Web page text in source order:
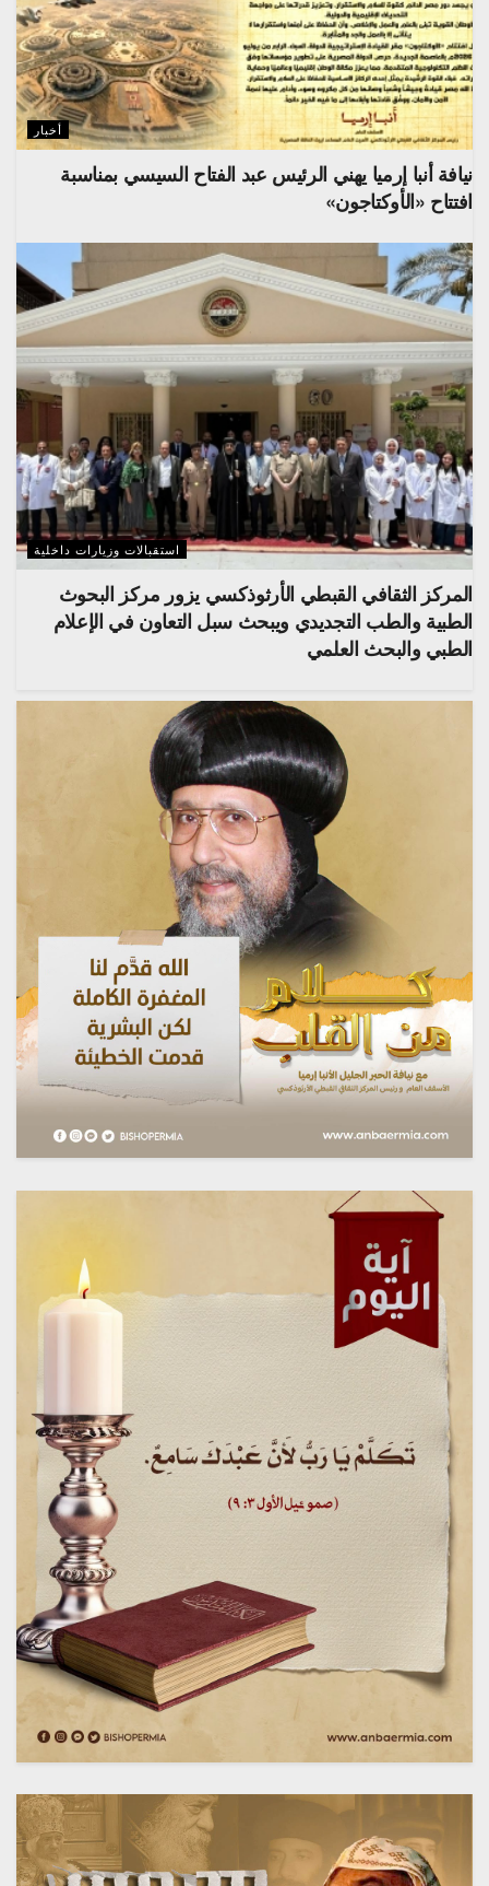
أخبار
نيافة أنبا إرميا يهني الرئيس عبد الفتاح السيسي بمناسبة
افتتاح «الأوكتاجون»
استقبالات وزيارات داخلية
المركز الثقافي القبطي الأرثوذكسي يزور مركز البحوث
الطبية والطب التجديدي ويبحث سبل التعاون في الإعلام
الطبي والبحث العلمي